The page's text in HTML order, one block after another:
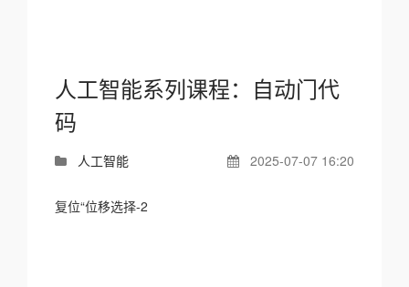
人工智能系列课程：自动门代
码
人工智能 2025-07-07 16:20
复位“位移选择-2